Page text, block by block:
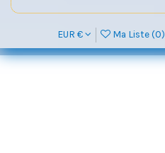
EUR € Ma Liste (0)